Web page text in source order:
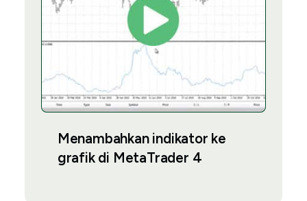
Menambahkan indikator ke
grafik di MetaTrader 4